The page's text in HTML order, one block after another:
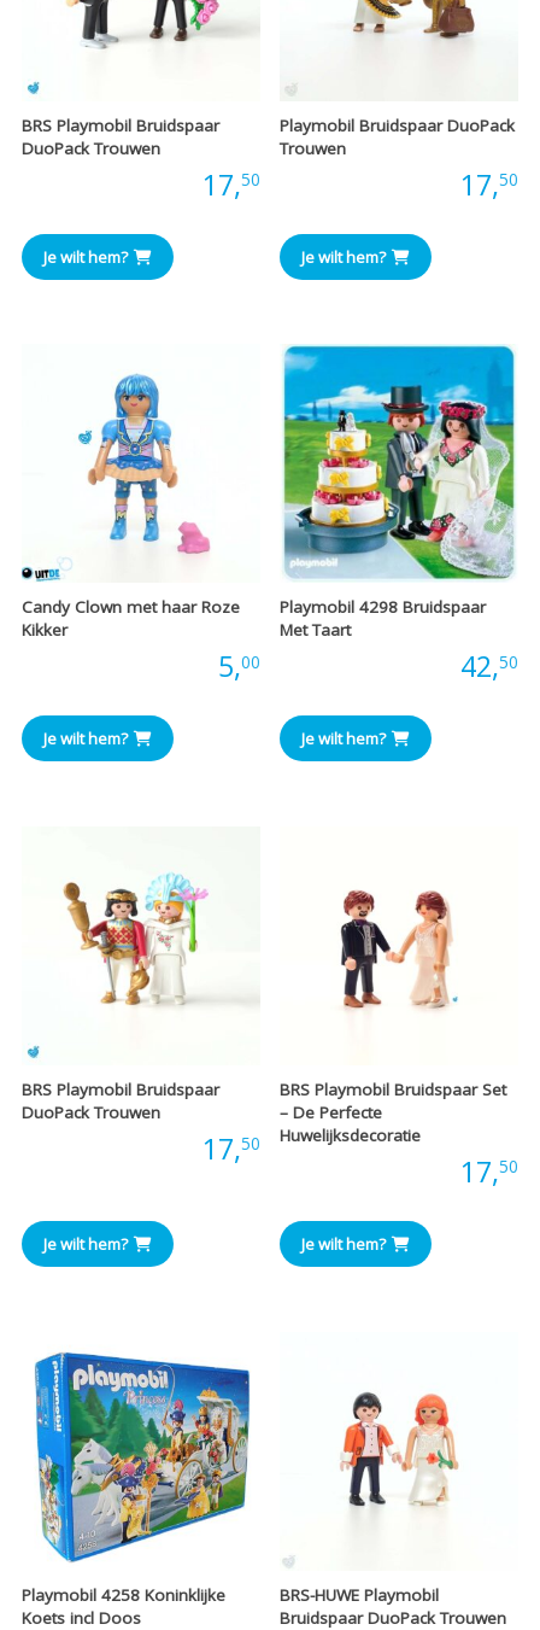
BRS Playmobil Bruidspaar
DuoPack Trouwen
17,50
Je wilt hem?
Playmobil Bruidspaar DuoPack
Trouwen
17,50
Je wilt hem?
Candy Clown met haar Roze
Kikker
5,00
Je wilt hem?
Playmobil 4298 Bruidspaar
Met Taart
42,50
Je wilt hem?
BRS Playmobil Bruidspaar
DuoPack Trouwen
17,50
Je wilt hem?
BRS Playmobil Bruidspaar Set
– De Perfecte
Huwelijksdecoratie
17,50
Je wilt hem?
Playmobil 4258 Koninklijke
Koets incl Doos
BRS-HUWE Playmobil
Bruidspaar DuoPack Trouwen